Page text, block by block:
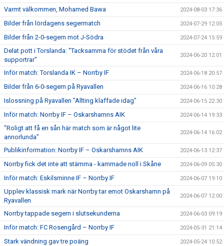
Varmt välkommen, Mohamed Bawa 2024-08-03 17:36
Bilder från lördagens segermatch 2024-07-29 12:05
Bilder från 2-0-segern mot J-Södra 2024-07-24 15:59
Delat pott i Torslanda: "Tacksamma för stödet från våra
supportrar"
2024-06-20 12:01
Inför match: Torslanda IK – Norrby IF 2024-06-18 20:57
Bilder från 6-0-segern på Ryavallen 2024-06-16 10:28
Islossning på Ryavallen "Allting klaffade idag" 2024-06-15 22:30
Inför match: Norrby IF – Oskarshamns AIK 2024-06-14 19:33
"Roligt att få en sån här match som är något lite
annorlunda"
2024-06-14 16:02
Publikinformation: Norrby IF – Oskarshamns AIK 2024-06-13 12:37
Norrby fick det inte att stämma - kammade noll i Skåne 2024-06-09 05:30
Inför match: Eskilsminne IF – Norrby IF 2024-06-07 19:10
Upplev klassisk mark när Norrby tar emot Oskarshamn på
Ryavallen
2024-06-07 12:00
Norrby tappade segern i slutsekunderna 2024-06-03 09:19
Inför match: FC Rosengård – Norrby IF 2024-05-31 21:14
Stark vändning gav tre poäng 2024-05-24 10:52